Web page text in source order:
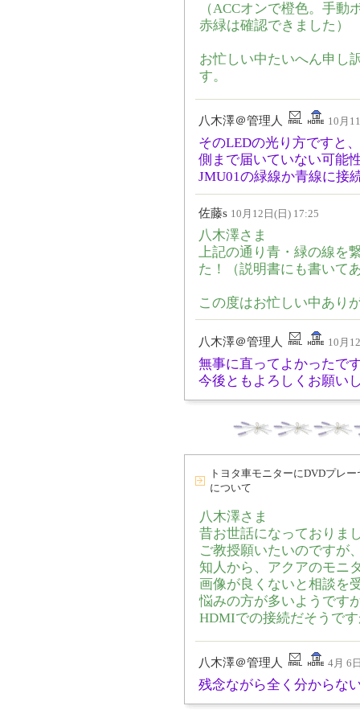
（ACCオンで橙色。手
赤緑は確認できました）
お忙しい中たいへん申し
す。
八木澤＠管理人 10月
そのLEDの光り方ですと
側まで届いていない可能
JMU01の緑線か青線に接
佐藤s 10月12日(日) 17:25
八木澤さま
上記の通り青・緑の線を
た！（説明書にも書いて
この度はお忙しい中あり
八木澤＠管理人 10月
無事に直ってよかったで
今後ともよろしくお
トヨタ車モニターにDVDプレ
について
八木澤さま
昔お世話になっておりま
ご教授願いたいのですが
知人から、アクアのモニ
画像が良くないと相談を
悩みの方が多いようです
HDMIでの接続だそうで
八木澤＠管理人 4月 6
残念ながら全く分からな